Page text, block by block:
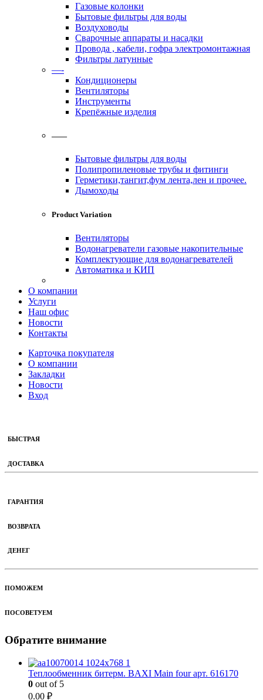
Газовые колонки
Бытовые фильтры для воды
Воздуховоды
Сварочные аппараты и насадки
Провода , кабели, гофра электромонтажная
Фильтры латунные
—-
Кондиционеры
Вентиляторы
Инструменты
Крепёжные изделия
——
Бытовые фильтры для воды
Полипропиленовые трубы и фитинги
Герметики,тангит,фум лента,лен и прочее.
Дымоходы
Product Variation
Вентиляторы
Водонагреватели газовые накопительные
Комплектующие для водонагревателей
Автоматика и КИП
О компании
Услуги
Наш офис
Новости
Контакты
Карточка покупателя
О компании
Закладки
Новости
Вход
БЫСТРАЯ
ДОСТАВКА
ГАРАНТИЯ
ВОЗВРАТА
ДЕНЕГ
ПОМОЖЕМ
ПОСОВЕТУЕМ
Обратите внимание
Теплообменник битерм. BAXI Main four арт. 616170
0 out of 5
0.00 ₽